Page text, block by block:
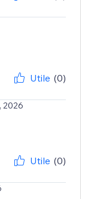
Utile (0)
2026
Utile (0)